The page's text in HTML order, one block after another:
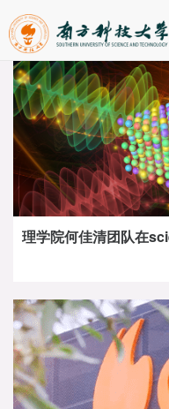
理学院何佳清团队在